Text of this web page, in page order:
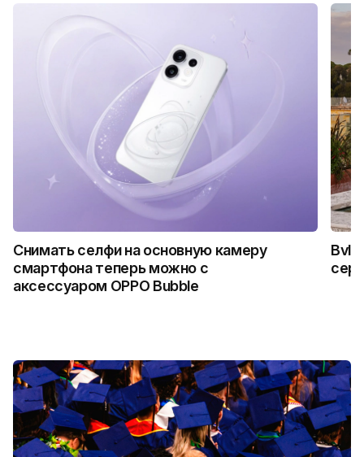
Снимать селфи на основную камеру
смартфона теперь можно с
аксессуаром OPPO Bubble